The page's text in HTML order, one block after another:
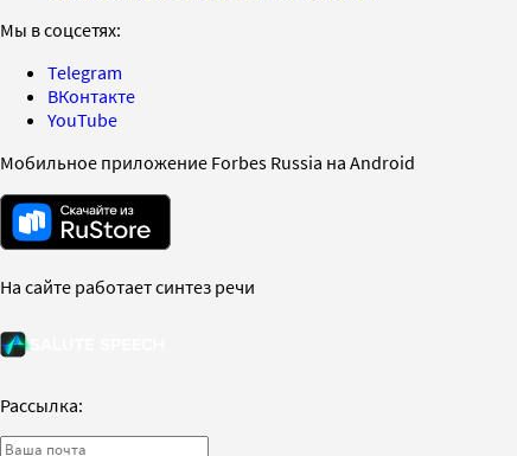
Мы в соцсетях:
Telegram
ВКонтакте
YouTube
Мобильное приложение Forbes Russia на Android
На сайте работает синтез речи
Рассылка: